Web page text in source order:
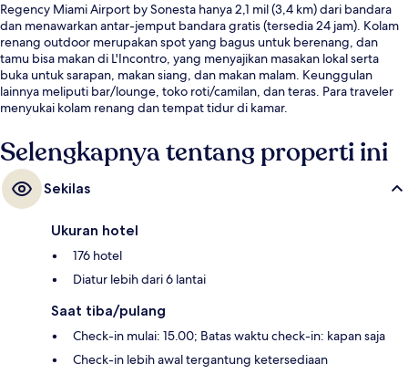
Regency Miami Airport by Sonesta hanya 2,1 mil (3,4 km) dari bandara
dan menawarkan antar-jemput bandara gratis (tersedia 24 jam). Kolam
renang outdoor merupakan spot yang bagus untuk berenang, dan
tamu bisa makan di L'Incontro, yang menyajikan masakan lokal serta
buka untuk sarapan, makan siang, dan makan malam. Keunggulan
lainnya meliputi bar/lounge, toko roti/camilan, dan teras. Para traveler
menyukai kolam renang dan tempat tidur di kamar.
Selengkapnya tentang properti ini
Sekilas
Ukuran hotel
176 hotel
Diatur lebih dari 6 lantai
Saat tiba/pulang
Check-in mulai: 15.00; Batas waktu check-in: kapan saja
Check-in lebih awal tergantung ketersediaan